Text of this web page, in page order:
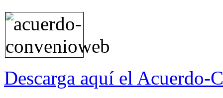
Descarga aquí el Acuerdo-